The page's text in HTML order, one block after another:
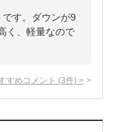
す。ダウンが9
く、軽量なので
すめコメント (3件) >